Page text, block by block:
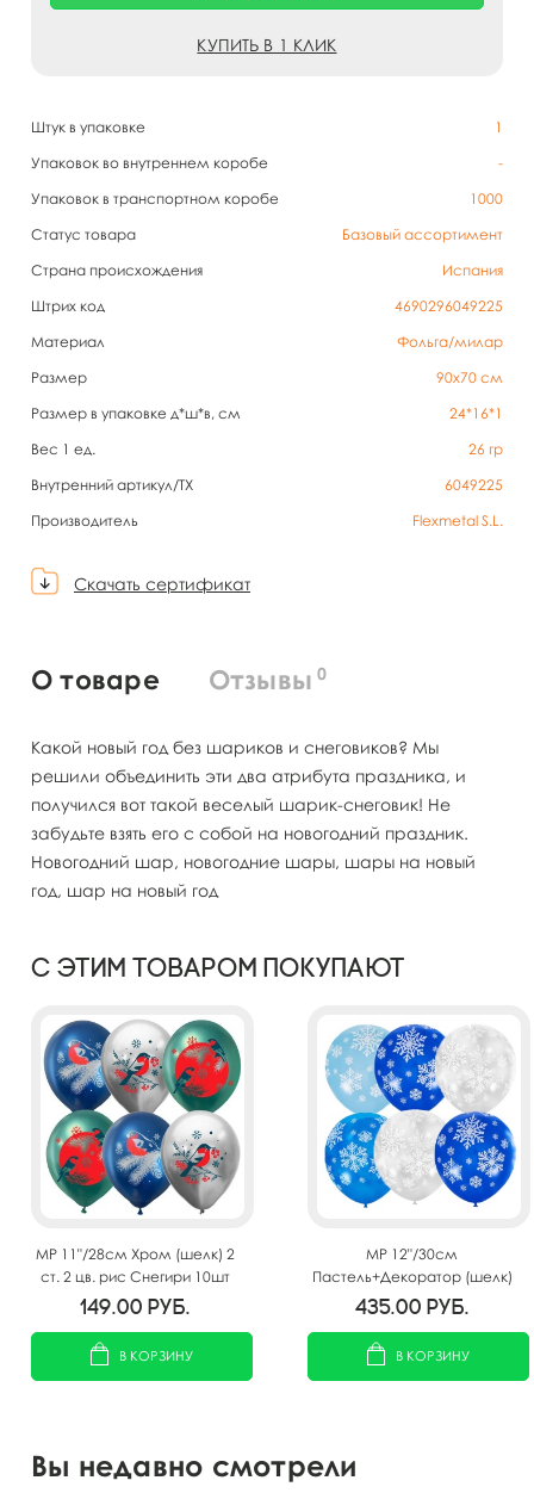
Штук в упаковке
1
Упаковок во внутреннем коробе
-
Упаковок в транспортном коробе
1000
Статус товара
Базовый ассортимент
Страна происхождения
Испания
Штрих код
4690296049225
Материал
Фольга/милар
Размер
90х70 см
Размер в упаковке д*ш*в, см
24*16*1
Вес 1 ед.
26 гр
Внутренний артикул/TX
6049225
Производитель
Flexmetal S.L.
Скачать сертификат
КУПИТЬ В 1 КЛИК
О товаре Отзывы 0
Какой новый год без шариков и снеговиков? Мы
решили объединить эти два атрибута праздника, и
получился вот такой веселый шарик-снеговик! Не
забудьте взять его с собой на новогодний праздник.
Новогодний шар, новогодние шары, шары на новый
год, шар на новый год
С этим товаром покупают
MР 11"/28см Хром (шелк) 2
ст. 2 цв. рис Снегири 10шт
149.00 руб.
В КОРЗИНУ
MP 12"/30см
Пастель+Декоратор (шелк)
5 ст. рис Снежинки 25шт
435.00 руб.
В КОРЗИНУ
Вы недавно смотрели